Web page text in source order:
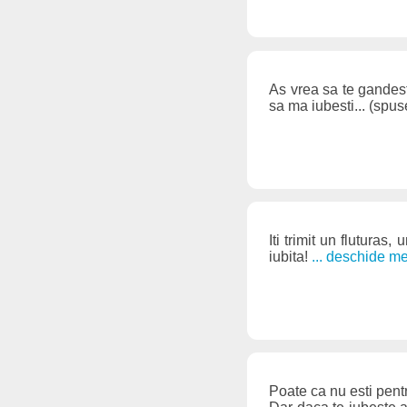
As vrea sa te
sa ma iubesti...
Iti trimit un fluturas,
iubita! ... deschide
Poate ca nu esti